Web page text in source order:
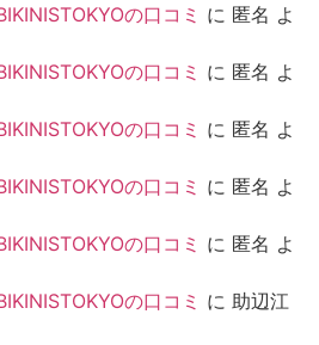
の口コミ に 匿名 よ
の口コミ に 匿名 よ
の口コミ に 匿名 よ
の口コミ に 匿名 よ
の口コミ に 匿名 よ
の口コミ に 助辺江